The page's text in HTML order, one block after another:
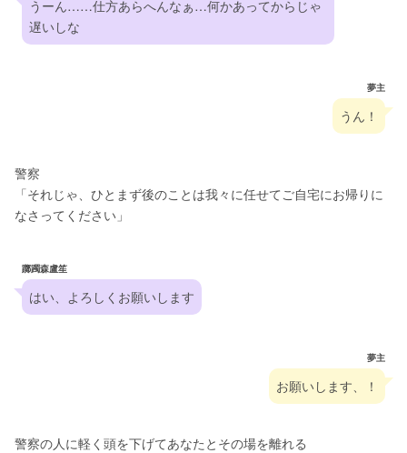
うーん……仕方あらへんなぁ…何かあってからじゃ
遅いしな
夢主
うん！
警察
「それじゃ、ひとまず後のことは我々に任せてご自宅にお帰りに
なさってください」
躑躅森盧笙
はい、よろしくお願いします
夢主
お願いします、！
警察の人に軽く頭を下げてあなたとその場を離れる